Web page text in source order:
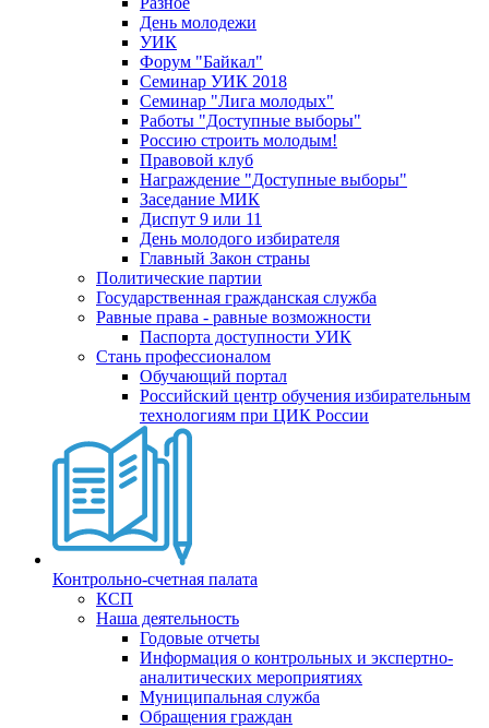
День молодежи
УИК
Форум "Байкал"
Семинар УИК 2018
Семинар "Лига молодых"
Работы "Доступные выборы"
Россию строить молодым!
Правовой клуб
Награждение "Доступные выборы"
Заседание МИК
Диспут 9 или 11
День молодого избирателя
Главный Закон страны
Политические партии
Государственная гражданская служба
Равные права - равные возможности
Паспорта доступности УИК
Стань профессионалом
Обучающий портал
Российский центр обучения избирательным
технологиям при ЦИК России
Контрольно-счетная палата
КСП
Наша деятельность
Годовые отчеты
Информация о контрольных и экспертно-
аналитических мероприятиях
Муниципальная служба
Обращения граждан